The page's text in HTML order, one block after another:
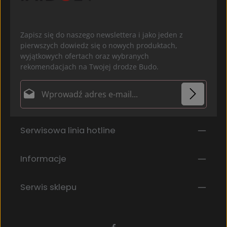
Zapisz się do naszego newslettera i jako jeden z
pierwszych dowiedz się o nowych produktach,
wyjątkowych ofertach oraz wybranych
rekomendacjach na Twojej drodze Budo.
Adres e-mail*
Wybierając kontynuuj potwierdzasz, że przeczytałeś
zaakceptowałeś nasze
Pola oznaczone gwiazdką (*) są polami obowiązkowymi.
Serwisowa linia hotline
Informacje
Serwis sklepu